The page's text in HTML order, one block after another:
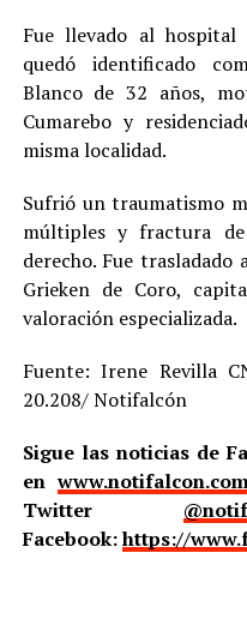
Fue llevado al hospital
quedó identificado
Blanco de 32 años,
Cumarebo y
misma localidad.
Sufrió un traumatismo
múltiples y fractura
derecho. Fue
Grieken de Coro,
valoración especializada.
Fuente: Irene Revilla
20.208/ Notifalcón
Sigue las noticias de
en
Twitter
Facebook:https://